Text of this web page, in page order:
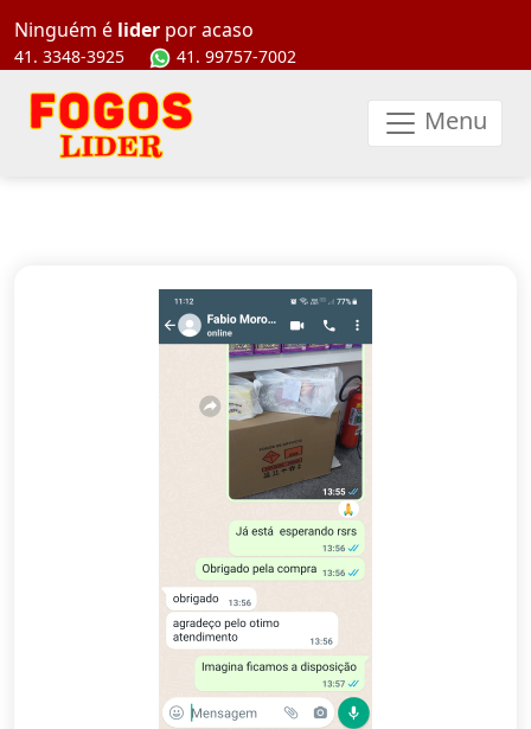
Ninguém é lider por acaso
41. 3348-3925 41. 99757-7002
Menu